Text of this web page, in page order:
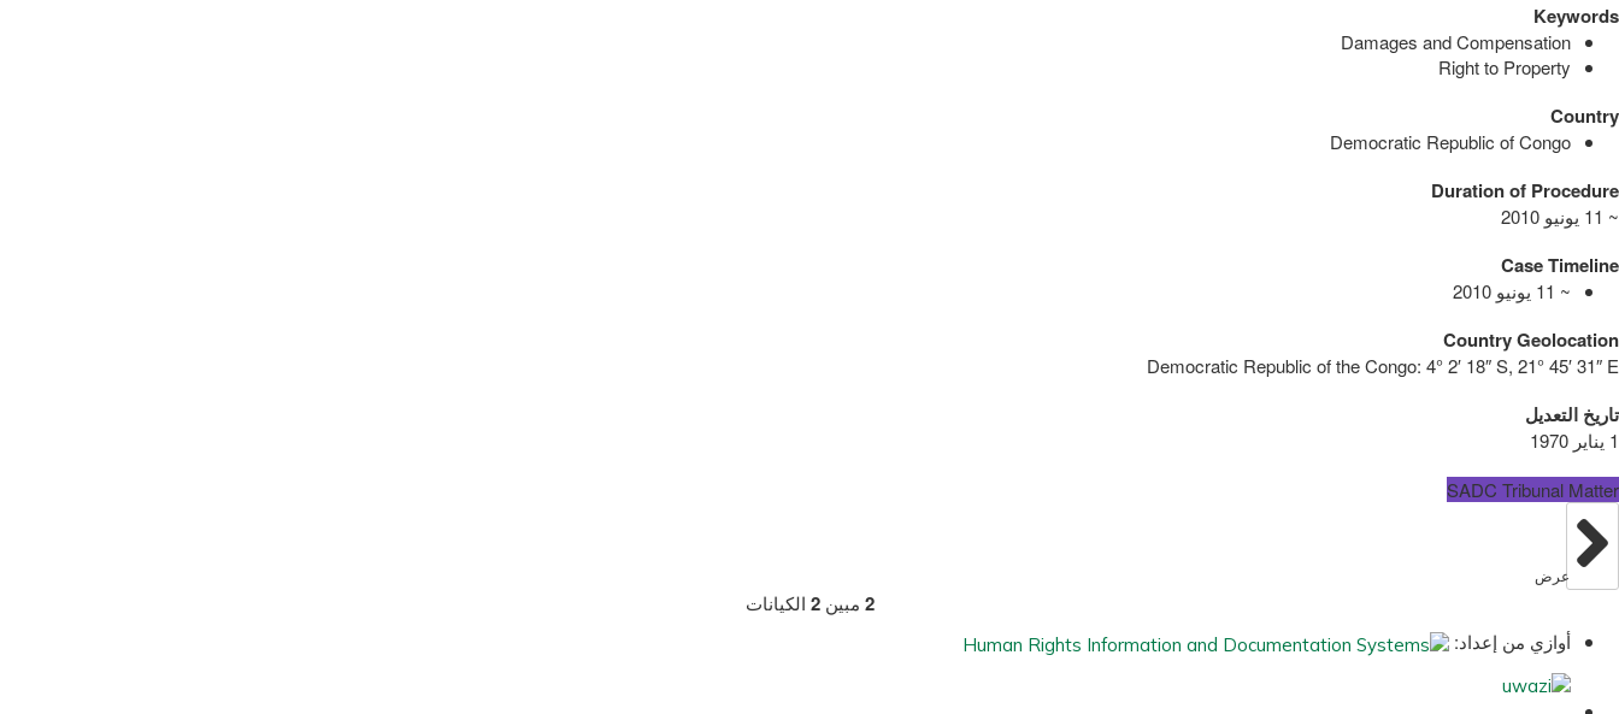
Keywords
Damages and Compensation
Right to Property
Country
Democratic Republic of Congo
Duration of Procedure
~ 11 يونيو 2010
Case Timeline
~ 11 يونيو 2010
Country Geolocation
Democratic Republic of the Congo: 4° 2′ 18″ S, 21° 45′ 31″ E
تاريخ التعديل
1 يناير 1970
SADC Tribunal Matter
عرض
2 مبين 2 الكيانات
أوازي من إعداد: